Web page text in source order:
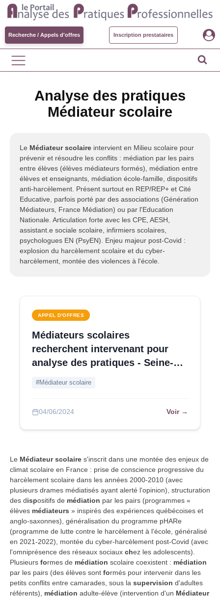
Recherche / Appels d'offres Inscription prestataires
Analyse des pratiques
Médiateur scolaire
Le Médiateur scolaire intervient en Milieu scolaire pour
prévenir et résoudre les conflits : médiation par les pairs
entre élèves (élèves médiateurs formés), médiation entre
élèves et enseignants, médiation école-famille, dispositifs
anti-harcèlement. Présent surtout en REP/REP+ et Cité
Educative, parfois porté par des associations (Génération
Médiateurs, France Médiation) ou par l'Education
Nationale. Articulation forte avec les CPE, AESH,
assistant.e sociale scolaire, infirmiers scolaires,
psychologues EN (PsyEN). Enjeu majeur post-Covid :
explosion du harcèlement scolaire et du cyber-
harcèlement, montée des violences à l'école.
APPEL D'OFFRES
Médiateurs scolaires
recherchent intervenant pour
analyse des pratiques - Seine-et-
#Médiateur scolaire
04/06/2024 Voir →
Le Médiateur scolaire s'inscrit dans une montée des enjeux de
climat scolaire en France : prise de conscience progressive du
harcèlement scolaire dans les années 2000-2010 (avec
plusieurs drames médiatisés ayant alerté l'opinion), structuration
des dispositifs de médiation par les pairs (programmes «
élèves médiateurs » inspirés des expériences québécoises et
anglo-saxonnes), généralisation du programme pHARe
(programme de lutte contre le harcèlement à l'école, généralisé
en 2021-2022), montée du cyber-harcèlement post-Covid (avec
l'omniprésence des réseaux sociaux chez les adolescents).
Plusieurs formes de médiation scolaire coexistent : médiation
par les pairs (des élèves sont formés pour intervenir dans les
petits conflits entre camarades, sous la supervision d'adultes
référents), médiation adulte-élève (intervention d'un Médiateur